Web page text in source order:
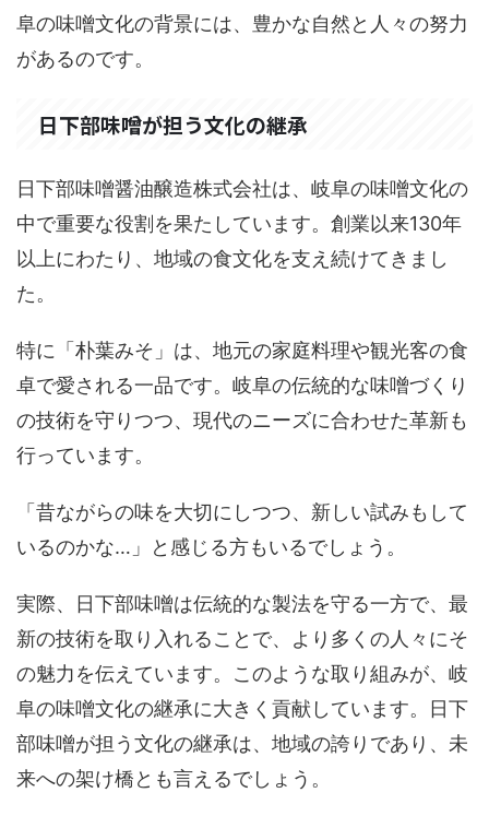
阜の味噌文化の背景には、豊かな自然と人々の努力
があるのです。
日下部味噌が担う文化の継承
日下部味噌醤油醸造株式会社は、岐阜の味噌文化の
中で重要な役割を果たしています。創業以来130年
以上にわたり、地域の食文化を支え続けてきまし
た。
特に「朴葉みそ」は、地元の家庭料理や観光客の食
卓で愛される一品です。岐阜の伝統的な味噌づくり
の技術を守りつつ、現代のニーズに合わせた革新も
行っています。
「昔ながらの味を大切にしつつ、新しい試みもして
いるのかな…」と感じる方もいるでしょう。
実際、日下部味噌は伝統的な製法を守る一方で、最
新の技術を取り入れることで、より多くの人々にそ
の魅力を伝えています。このような取り組みが、岐
阜の味噌文化の継承に大きく貢献しています。日下
部味噌が担う文化の継承は、地域の誇りであり、未
来への架け橋とも言えるでしょう。